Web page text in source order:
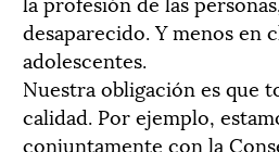
desaparecido. Y menos en
adolescentes.
Nuestra obligación es que
calidad. Por ejemplo,
conjuntamente con la